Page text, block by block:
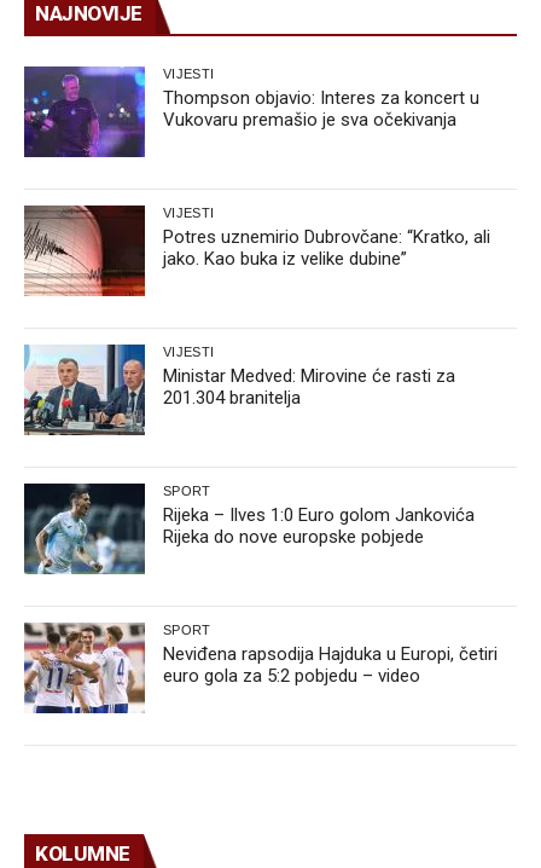
NAJNOVIJE
VIJESTI
Thompson objavio: Interes za koncert u
Vukovaru premašio je sva očekivanja
VIJESTI
Potres uznemirio Dubrovčane: “Kratko, ali
jako. Kao buka iz velike dubine”
VIJESTI
Ministar Medved: Mirovine će rasti za
201.304 branitelja
SPORT
Rijeka – Ilves 1:0 Euro golom Jankovića
Rijeka do nove europske pobjede
SPORT
Neviđena rapsodija Hajduka u Europi, četiri
euro gola za 5:2 pobjedu – video
KOLUMNE